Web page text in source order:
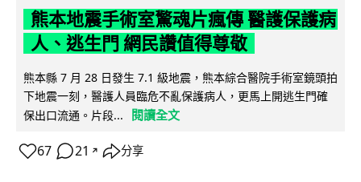
熊本地震手術室驚魂片瘋傳 醫護保護病
人、逃生門 網民讚值得尊敬
熊本縣 7 月 28 日發生 7.1 級地震，熊本綜合醫院手術室鏡頭拍
下地震一刻，醫護人員臨危不亂保護病人，更馬上開逃生門確
保出口流通。片段...
閱讀全文
67 21 ↗ 分享